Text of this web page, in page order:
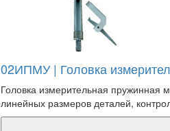
02ИПМУ | Головка
Головка измерительная пружинная
линейных размеров деталей,